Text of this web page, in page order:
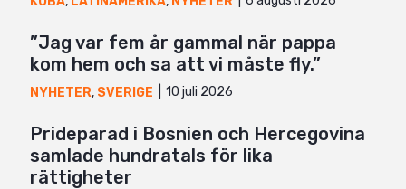
”Jag var fem år gammal när pappa
kom hem och sa att vi måste fly.”
NYHETER, SVERIGE 10 juli 2026
Prideparad i Bosnien och Hercegovina
samlade hundratals för lika
rättigheter